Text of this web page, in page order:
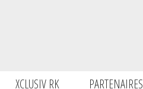
XCLUSIV RK PARTENAIRES